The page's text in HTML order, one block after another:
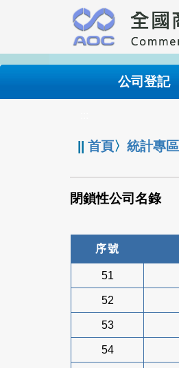
要
內
公司登記
||首頁〉統計專區
閉鎖性公司名錄
序號
51
52
53
54